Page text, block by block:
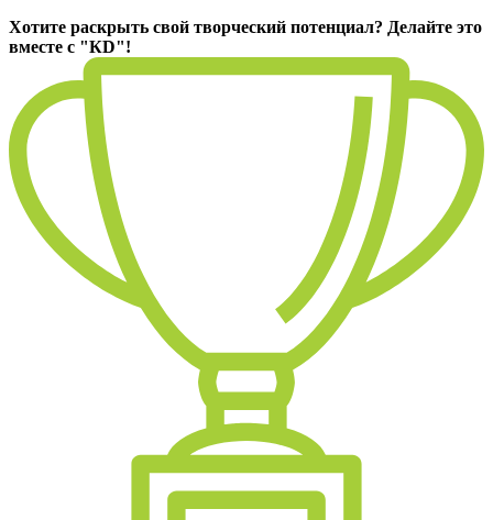
Хотите раскрыть свой творческий потенциал? Делайте это
вместе с "КD"!